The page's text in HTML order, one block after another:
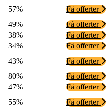
57%
Få offerter
49%
Få offerter
38%
Få offerter
34%
Få offerter
43%
Få offerter
80%
Få offerter
47%
Få offerter
55%
Få offerter